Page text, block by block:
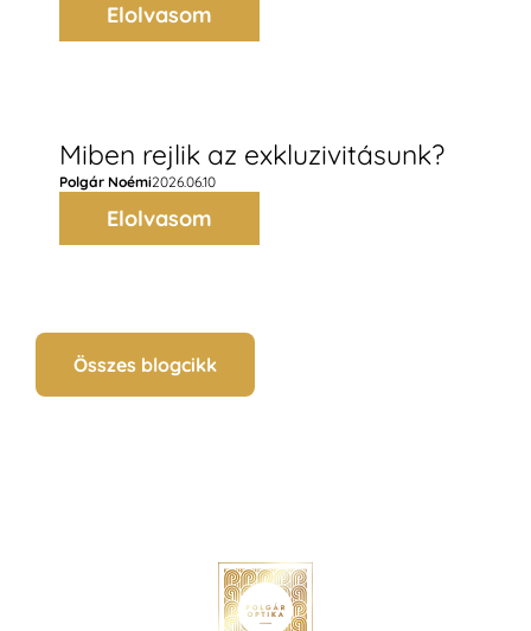
Elolvasom
Miben rejlik az exkluzivitásunk?
Polgár Noémi2026.06.10
Elolvasom
Összes blogcikk